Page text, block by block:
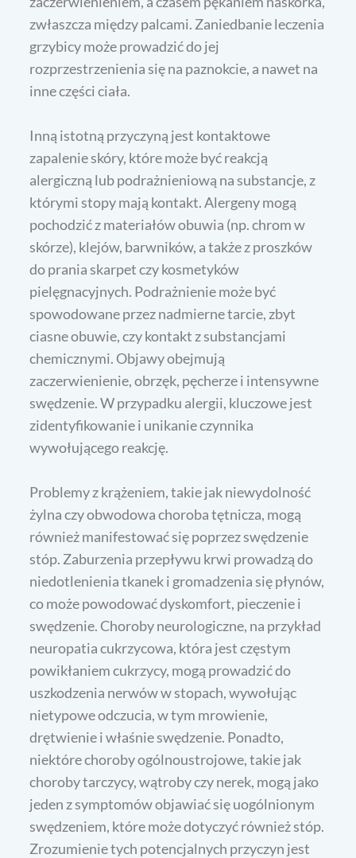
zwłaszcza między palcami. Zaniedbanie leczenia
grzybicy może prowadzić do jej
rozprzestrzenienia się na paznokcie, a nawet na
inne części ciała.
Inną istotną przyczyną jest kontaktowe
zapalenie skóry, które może być reakcją
alergiczną lub podrażnieniową na substancje, z
którymi stopy mają kontakt. Alergeny mogą
pochodzić z materiałów obuwia (np. chrom w
skórze), klejów, barwników, a także z proszków
do prania skarpet czy kosmetyków
pielęgnacyjnych. Podrażnienie może być
spowodowane przez nadmierne tarcie, zbyt
ciasne obuwie, czy kontakt z substancjami
chemicznymi. Objawy obejmują
zaczerwienienie, obrzęk, pęcherze i intensywne
swędzenie. W przypadku alergii, kluczowe jest
zidentyfikowanie i unikanie czynnika
wywołującego reakcję.
Problemy z krążeniem, takie jak niewydolność
żylna czy obwodowa choroba tętnicza, mogą
również manifestować się poprzez swędzenie
stóp. Zaburzenia przepływu krwi prowadzą do
niedotlenienia tkanek i gromadzenia się płynów,
co może powodować dyskomfort, pieczenie i
swędzenie. Choroby neurologiczne, na przykład
neuropatia cukrzycowa, która jest częstym
powikłaniem cukrzycy, mogą prowadzić do
uszkodzenia nerwów w stopach, wywołując
nietypowe odczucia, w tym mrowienie,
drętwienie i właśnie swędzenie. Ponadto,
niektóre choroby ogólnoustrojowe, takie jak
choroby tarczycy, wątroby czy nerek, mogą jako
jeden z symptomów objawiać się uogólnionym
swędzeniem, które może dotyczyć również stóp.
Zrozumienie tych potencjalnych przyczyn jest